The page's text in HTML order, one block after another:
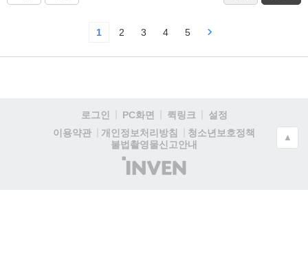
1 2 3 4 5
로그인 PC화면 퀵링크
설정
이용약관
개인정보처리방침
청소년보호정책
불법촬영물신고안내
(주)
인
▲